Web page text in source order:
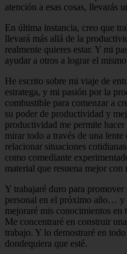
atención a esas cosas, llevarás
En última instancia, creo que
llevará más allá de la
realmente quieres estar. Y mi
ayudar a otros a lograr el
He escrito sobre mi viaje de
estratega, y mi pasión por la
combustible para comenzar a
su poder de productividad y
productividad me permite
mirar todo a través de una
relacionar situaciones
como comediante
material que resuena mejor con
Y trabajaré duro para
personal en el próximo año… y
mejoraré mis conocimientos
Me concentraré en construir
trabajo. Y lo demostraré en
dondequiera que esté.